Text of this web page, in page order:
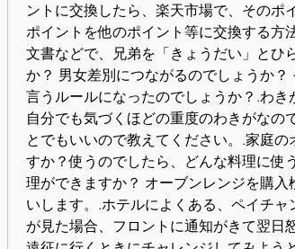
ントに交換したら、楽天市場で、そのポ
ポイントを他のポイント等に交換する方
文書などで、兄弟を「きょうだい」とひ
か？ 男女差別につながるのでしょうか
言うルールになったのでしょうか？.わき
自分でも気づくほどの重度のわきがなの
とでもいいので教えてください。.家庭
すか？使うのでしたら、どんな料理に使
理ができますか？ オーブンレンジを購
いします。.ホテルによくある、ペイチ
が見た場合、フロントに通知がきて翌日